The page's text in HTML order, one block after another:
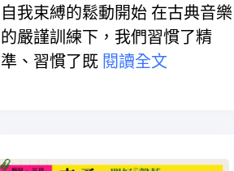
自我束縛的鬆動開始 在古典音樂
的嚴謹訓練下，我們習慣了精
準、習慣了既 閱讀全文